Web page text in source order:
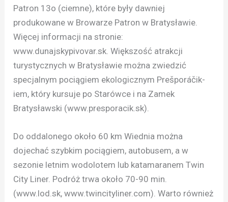
Patron 13o (ciemne), które były dawniej
produkowane w Browarze Patron w Bratysławie.
Więcej informacji na stronie:
www.dunajskypivovar.sk. Większość atrakcji
turystycznych w Bratysławie można zwiedzić
specjalnym pociągiem ekologicznym Prešporáčik-
iem, który kursuje po Starówce i na Zamek
Bratysławski (www.presporacik.sk).
Do oddalonego około 60 km Wiednia można
dojechać szybkim pociągiem, autobusem, a w
sezonie letnim wodolotem lub katamaranem Twin
City Liner. Podróż trwa około 70-90 min.
(www.lod.sk, www.twincityliner.com). Warto również